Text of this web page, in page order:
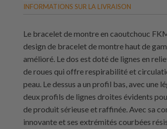
INFORMATIONS SUR LA LIVRAISON
Le bracelet de montre en caoutchouc
design de bracelet de montre haut de
amélioré. Le dos est doté de lignes en
de roues qui offre respirabilité et
peau. Le dessus a un profil bas, avec une
deux profils de lignes droites évidents
de produit sérieuse et raffinée. Avec sa
innovante et ses extrémités courbées